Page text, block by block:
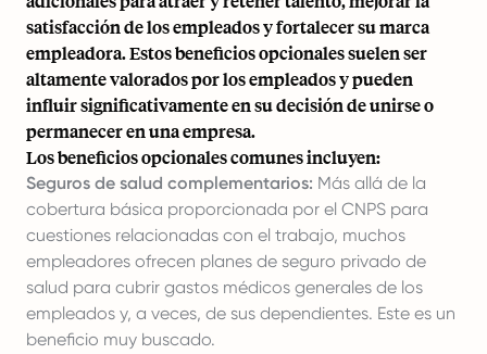
satisfacción de los empleados y fortalecer su marca
empleadora. Estos beneficios opcionales suelen ser
altamente valorados por los empleados y pueden
influir significativamente en su decisión de unirse o
permanecer en una empresa.
Los beneficios opcionales comunes incluyen:
Seguros de salud complementarios: Más allá de la
cobertura básica proporcionada por el CNPS para
cuestiones relacionadas con el trabajo, muchos
empleadores ofrecen planes de seguro privado de
salud para cubrir gastos médicos generales de los
empleados y, a veces, de sus dependientes. Este es un
beneficio muy buscado.